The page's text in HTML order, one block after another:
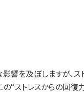
を及ぼしますが、ス
の“ストレスからの回